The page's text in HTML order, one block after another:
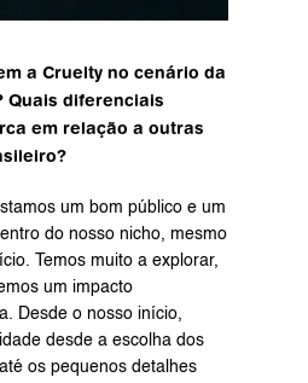
a Cruelty no cenário da
Quais diferenciais
em relação a outras
um bom público e um
do nosso nicho, mesmo
Temos muito a explorar,
um impacto
Desde o nosso início,
desde a escolha dos
os pequenos detalhes